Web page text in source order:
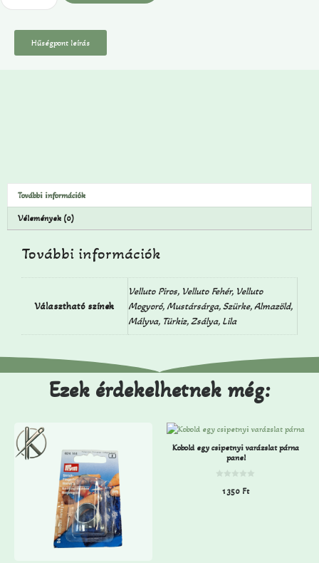
Hűségpont leírás
További információk
Vélemények (0)
További információk
Választható színek
Velluto Piros, Velluto Fehér, Velluto
Mogyoró, Mustársárga, Szürke, Almazöld,
Mályva, Türkiz, Zsálya, Lila
Ezek érdekelhetnek még:
Kobold egy csipetnyi varázslat párna
panel
1 350 Ft